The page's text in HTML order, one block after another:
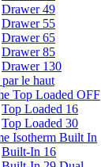
Drawer 49
Drawer 55
Drawer 65
Drawer 85
Drawer 130
le haut
Top Loaded OFF
Top Loaded 16
Top Loaded 30
Isotherm Built In
Built-In 16